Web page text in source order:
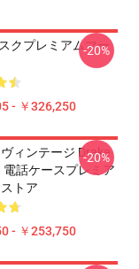
クプレミアムマー
- ￥326,250
-20%
ィンテージ Drake
電話ケースプレミア
トア
- ￥253,750
-20%